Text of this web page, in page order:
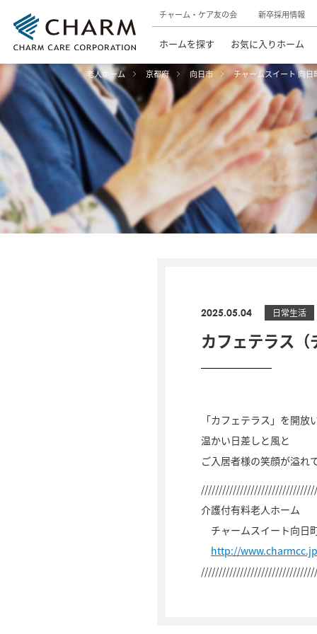
チャーム・ケア友の会 新卒採用情報
ホームを探す お気に入りホーム
老人ホーム 京都府 向日市 チャームスイート 向日
2025.05.04 日常生活
カフェテラス
「カフェテラス」を開放
温かい日差しと風と
ご入居者様の笑顔が溢れ
介護付有料老人ホーム
チャームスイート向日
http://